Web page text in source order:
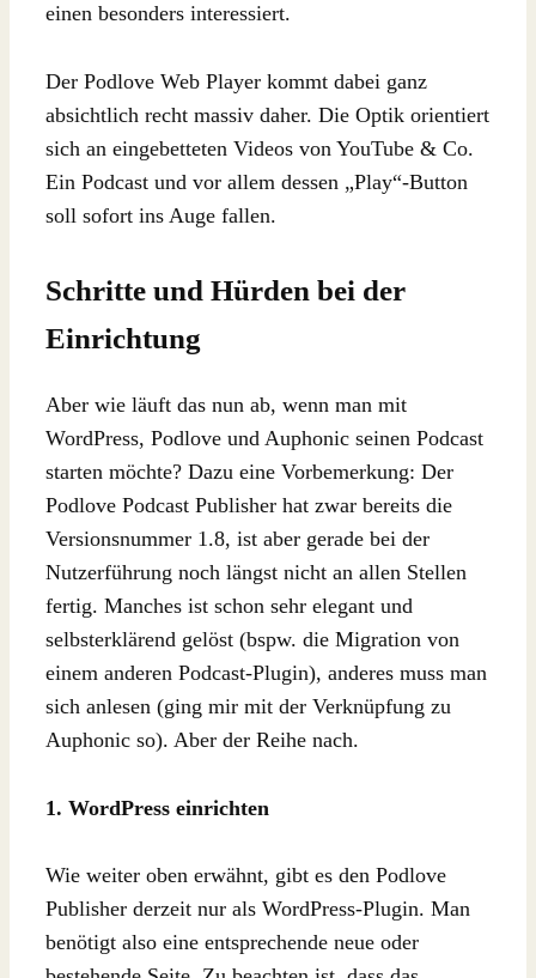
einen besonders interessiert.
Der Podlove Web Player kommt dabei ganz
absichtlich recht massiv daher. Die Optik orientiert
sich an eingebetteten Videos von YouTube & Co.
Ein Podcast und vor allem dessen „Play“-Button
soll sofort ins Auge fallen.
Schritte und Hürden bei der
Einrichtung
Aber wie läuft das nun ab, wenn man mit
WordPress, Podlove und Auphonic seinen Podcast
starten möchte? Dazu eine Vorbemerkung: Der
Podlove Podcast Publisher hat zwar bereits die
Versionsnummer 1.8, ist aber gerade bei der
Nutzerführung noch längst nicht an allen Stellen
fertig. Manches ist schon sehr elegant und
selbsterklärend gelöst (bspw. die Migration von
einem anderen Podcast-Plugin), anderes muss man
sich anlesen (ging mir mit der Verknüpfung zu
Auphonic so). Aber der Reihe nach.
1. WordPress einrichten
Wie weiter oben erwähnt, gibt es den Podlove
Publisher derzeit nur als WordPress-Plugin. Man
benötigt also eine entsprechende neue oder